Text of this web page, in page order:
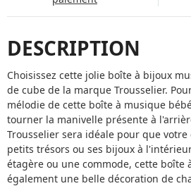
DESCRIPTION
Choisissez cette jolie boîte à bijoux
de cube de la marque Trousselier.
mélodie de cette boîte à musique
tourner la manivelle présente à
Trousselier sera idéale pour que
petits trésors ou ses bijoux à
étagère ou une commode, cette boîte
également une belle décoration de